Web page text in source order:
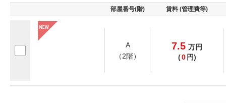
部屋番号(階) 賃料 (管理費等)
A
（2階）
7.5 万円
(0 円)